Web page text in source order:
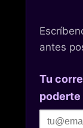
antes
Tu